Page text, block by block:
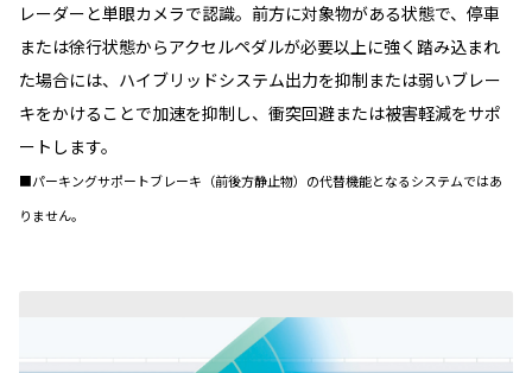
レーダーと単眼カメラで認識。前方に対象物がある状態で、停車
または徐行状態からアクセルペダルが必要以上に強く踏み込まれ
た場合には、ハイブリッドシステム出力を抑制または弱いブレー
キをかけることで加速を抑制し、衝突回避または被害軽減をサポ
ートします。
■パーキングサポートブレーキ（前後方静止物）の代替機能となるシステムではあ
りません。